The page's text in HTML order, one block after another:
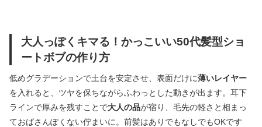
大人っぽくキマる！かっこいい50代髪型ショ
ートボブの作り方
低めグラデーションで土台を安定させ、表面だけに薄いレイヤー
を入れると、ツヤを保ちながらふわっとした動きが出ます。耳下
ラインで厚みを残すことで大人の品が宿り、毛先の軽さと相まっ
ておばさんぽくない佇まいに。前髪はありでもなしでもOKです